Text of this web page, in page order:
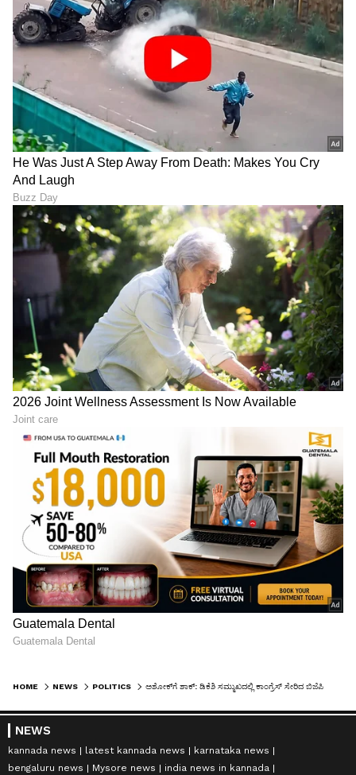
HOME NEWS POLITICS
NEWS
kannada news latest kannada news
karnataka news
bengaluru news
Mysore news
india news in kannada